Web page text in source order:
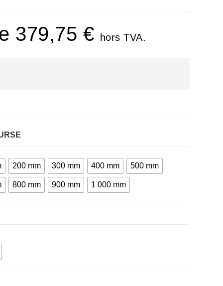
379,75 € hors TVA.
200 mm 300 mm 400 mm 500 mm
800 mm 900 mm 1 000 mm